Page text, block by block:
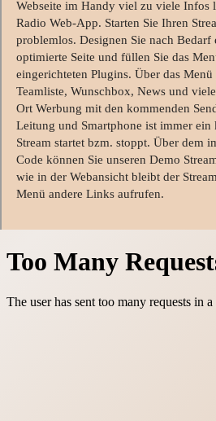
Webseite im Handy viel zu viele Infos
Radio Web-App. Starten Sie Ihren
problemlos. Designen Sie nach Bedarf
optimierte Seite und füllen Sie das
eingerichteten Plugins. Über das
Teamliste, Wunschbox, News und
Ort Werbung mit den kommenden
Leitung und Smartphone ist immer
Stream startet bzm. stoppt. Über dem
Code können Sie unseren Demo
wie in der Webansicht bleibt der
Menü andere Links aufrufen.